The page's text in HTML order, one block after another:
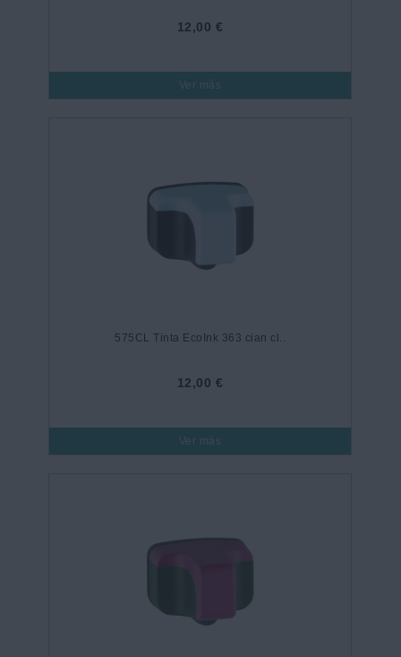
12,00 €
Ver más
575CL Tinta EcoInk 363 cian cl..
12,00 €
Ver más